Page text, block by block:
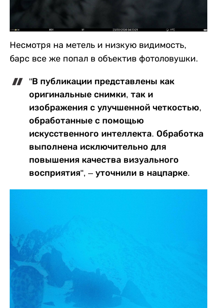
Несмотря на метель и низкую видимость,
барс все же попал в объектив фотоловушки.
"В публикации представлены как
оригинальные снимки, так и
изображения с улучшенной четкостью,
обработанные с помощью
искусственного интеллекта. Обработка
выполнена исключительно для
повышения качества визуального
восприятия", – уточнили в нацпарке.